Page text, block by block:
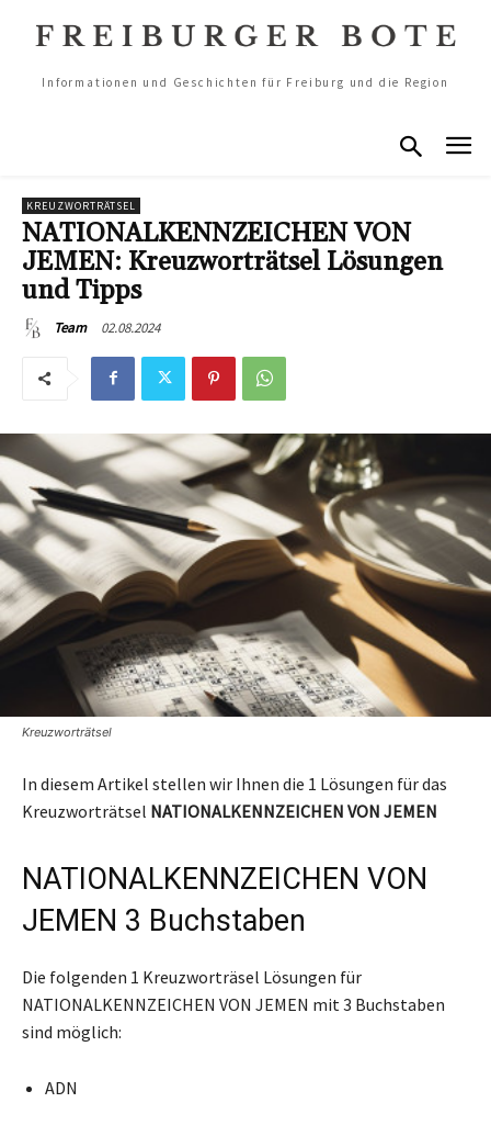
Informationen und Geschichten für Freiburg und die Region
KREUZWORTRÄTSEL
NATIONALKENNZEICHEN VON
JEMEN: Kreuzworträtsel Lösungen
und Tipps
Team 02.08.2024
Kreuzworträtsel
In diesem Artikel stellen wir Ihnen die 1 Lösungen für das
Kreuzworträtsel NATIONALKENNZEICHEN VON JEMEN
NATIONALKENNZEICHEN VON
JEMEN 3 Buchstaben
Die folgenden 1 Kreuzworträsel Lösungen für
NATIONALKENNZEICHEN VON JEMEN mit 3 Buchstaben
sind möglich:
ADN